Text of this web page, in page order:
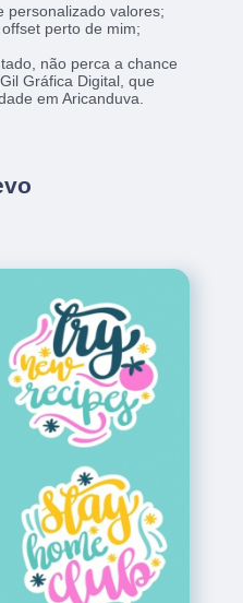
personalizado valores;
perto de mim;
não perca a chance
Gráfica Digital, que
em Aricanduva.